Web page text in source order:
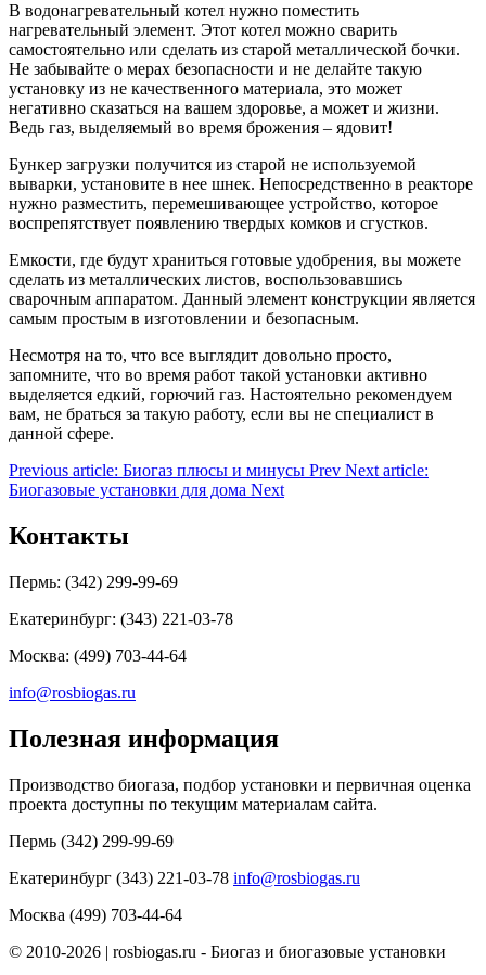
В водонагревательный котел нужно поместить
нагревательный элемент. Этот котел можно сварить
самостоятельно или сделать из старой металлической бочки.
Не забывайте о мерах безопасности и не делайте такую
установку из не качественного материала, это может
негативно сказаться на вашем здоровье, а может и жизни.
Ведь газ, выделяемый во время брожения – ядовит!
Бункер загрузки получится из старой не используемой
выварки, установите в нее шнек. Непосредственно в реакторе
нужно разместить, перемешивающее устройство, которое
воспрепятствует появлению твердых комков и сгустков.
Емкости, где будут храниться готовые удобрения, вы можете
сделать из металлических листов, воспользовавшись
сварочным аппаратом. Данный элемент конструкции является
самым простым в изготовлении и безопасным.
Несмотря на то, что все выглядит довольно просто,
запомните, что во время работ такой установки активно
выделяется едкий, горючий газ. Настоятельно рекомендуем
вам, не браться за такую работу, если вы не специалист в
данной сфере.
Previous article: Биогаз плюсы и минусы Prev Next article:
Биогазовые установки для дома Next
Контакты
Пермь: (342) 299-99-69
Екатеринбург: (343) 221-03-78
Москва: (499) 703-44-64
info@rosbiogas.ru
Полезная информация
Производство биогаза, подбор установки и первичная оценка
проекта доступны по текущим материалам сайта.
Пермь (342) 299-99-69
Екатеринбург (343) 221-03-78 info@rosbiogas.ru
Москва (499) 703-44-64
© 2010-2026 | rosbiogas.ru - Биогаз и биогазовые установки